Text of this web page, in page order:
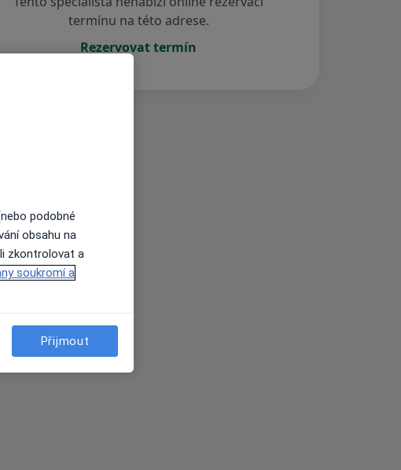
termínu na této adrese.
Rezervovat termín
podobné
obsahu na
zkontrolovat a
soukromí a
Přijmout